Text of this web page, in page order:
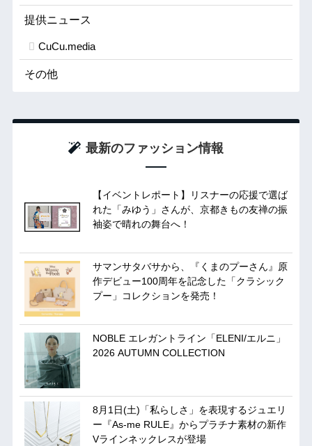
提供ニュース
CuCu.media
その他
最新のファッション情報
【イベントレポート】リスナーの応援で選ば
れた「みゆう」さんが、京都きもの友禅の振
袖姿で晴れの舞台へ！
サマンサタバサから、『くまのプーさん』原
作デビュー100周年を記念した「クラシック
プー」コレクションを発売！
NOBLE エレガントライン「ELENI/エルニ」
2026 AUTUMN COLLECTION
8月1日(土)「私らしさ」を表現するジュエリ
ー『As-me RULE』からプラチナ素材の新作
Vラインネックレスが登場